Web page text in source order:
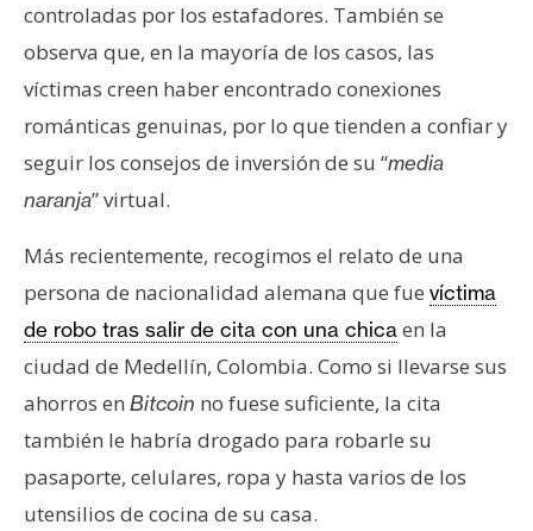
controladas por los estafadores. También se
observa que, en la mayoría de los casos, las
víctimas creen haber encontrado conexiones
románticas genuinas, por lo que tienden a confiar y
seguir los consejos de inversión de su “media
naranja” virtual.
Más recientemente, recogimos el relato de una
persona de nacionalidad alemana que fue víctima
de robo tras salir de cita con una chicaen la
ciudad de Medellín, Colombia. Como si llevarse sus
ahorros en Bitcoin no fuese suficiente, la cita
también le habría drogado para robarle su
pasaporte, celulares, ropa y hasta varios de los
utensilios de cocina de su casa.